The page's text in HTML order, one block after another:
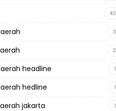
43
3
2
headline 1
hedline 1
jakarta 1